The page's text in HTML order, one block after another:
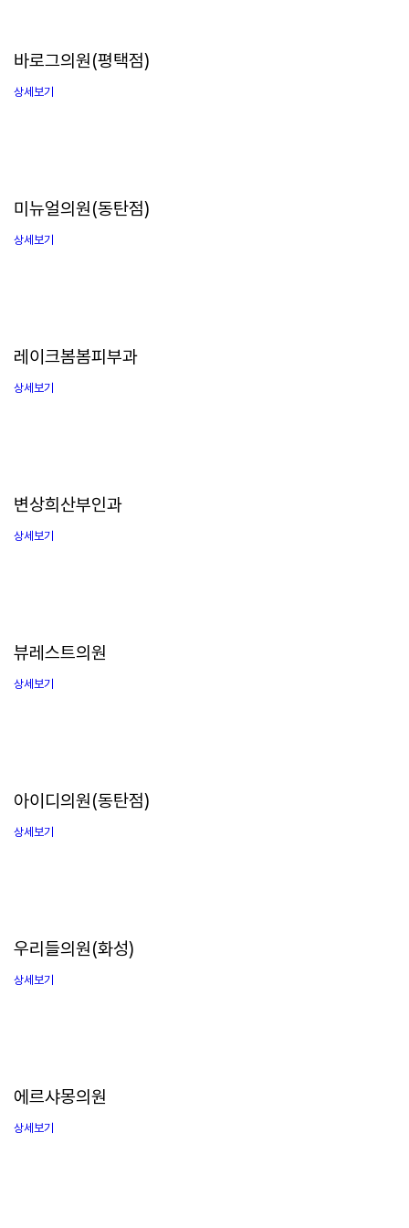
바로그의원(평택점)
상세보기
미뉴얼의원(동탄점)
상세보기
레이크봄봄피부과
상세보기
변상희산부인과
상세보기
뷰레스트의원
상세보기
아이디의원(동탄점)
상세보기
우리들의원(화성)
상세보기
에르샤몽의원
상세보기